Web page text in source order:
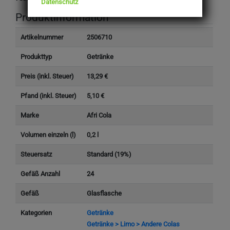
Produktinformation
Artikelnummer 2506710
Produkttyp Getränke
Preis (inkl. Steuer) 13,29 €
Pfand (inkl. Steuer) 5,10 €
Marke Afri Cola
Volumen einzeln (l) 0,2 l
Steuersatz Standard (19%)
Gefäß Anzahl 24
Gefäß Glasflasche
Kategorien
Getränke
Getränke > Limo > Andere Colas
Datenschutz